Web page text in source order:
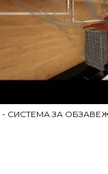
- СИСТЕМА ЗА